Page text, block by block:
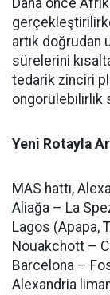
Daha önce
artık doğrudan
sürelerini
tedarik zinciri
öngörülebilirlik
Yeni Rotayla
MAS hattı,
Aliağa – La
Lagos (Apapa,
Nouakchott –
Barcelona –
Alexandria